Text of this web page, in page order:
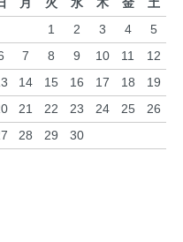
1
2 3 4
5
7 8 9 10 11
12
14 15 16 17 18
19
21 22 23 24 25
26
28 29 30